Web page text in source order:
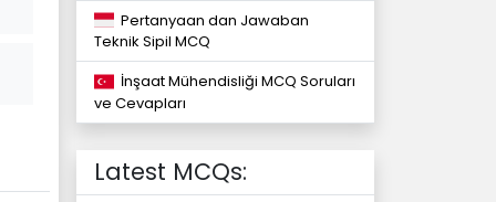
Pertanyaan dan Jawaban
Teknik Sipil MCQ
İnşaat Mühendisliği MCQ Soruları
ve Cevapları
Latest MCQs: